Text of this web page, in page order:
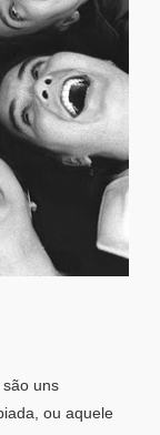
uns
ou aquele